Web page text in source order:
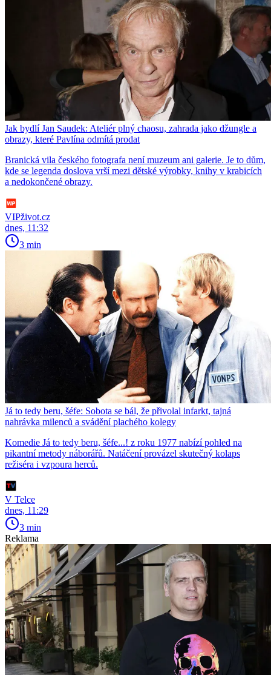
Jak bydlí Jan Saudek: Ateliér plný chaosu, zahrada jako džungle a
obrazy, které Pavlína odmítá prodat
Branická vila českého fotografa není muzeum ani galerie. Je to dům,
kde se legenda doslova vrší mezi dětské výrobky, knihy v krabicích
a nedokončené obrazy.
VIPživot.cz
dnes, 11:32
3 min
Já to tedy beru, šéfe: Sobota se bál, že přivolal infarkt, tajná
nahrávka milenců a svádění plachého kolegy
Komedie Já to tedy beru, šéfe...! z roku 1977 nabízí pohled na
pikantní metody náborářů. Natáčení provázel skutečný kolaps
režiséra i vzpoura herců.
V Telce
dnes, 11:29
3 min
Reklama